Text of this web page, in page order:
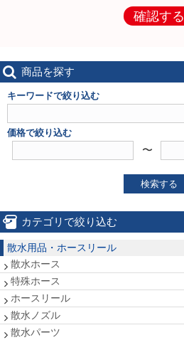
確認する
商品を探す
キーワードで絞り込む
価格で絞り込む
〜
検索する
カテゴリで絞り込む
散水用品・ホースリール
散水ホース
特殊ホース
ホースリール
散水ノズル
散水パーツ